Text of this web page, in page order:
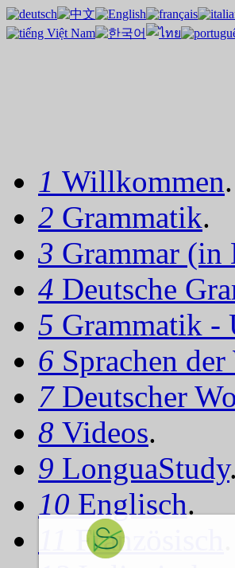
1 Willkommen.
2 Grammatik.
3 Grammar (in
4 Deutsche
5 Grammatik -
6 Sprachen
7 Deutscher
8 Videos.
9 LonguaStudy.
10 Englisch.
Französisch